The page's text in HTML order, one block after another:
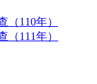
110年）
111年）